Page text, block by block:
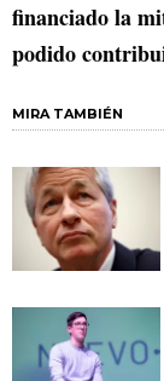
financiado la
podido
MIRA TAMBIÉN